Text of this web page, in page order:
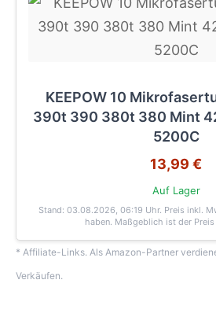
KEEPOW 10
390t 390 380t 380 Mint
5200C
13,99 €
Auf Lager
Stand: 03.08.2026, 06:19 Uhr. Preis inkl.
haben. Maßgeblich ist der Preis
* Affiliate-Links. Als Amazon-Partner
Verkäufen.